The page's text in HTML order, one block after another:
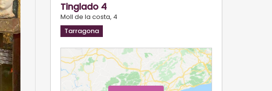
Tinglado 4
Moll de la costa, 4
Tarragona